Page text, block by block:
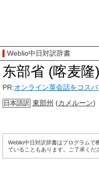
Weblio中日対訳辞書
东部省 (喀麦隆)
PR:オンライン英会話をコス
日本語訳 東部州 (カメルーン)
Weblio中日対訳辞書はプログラムで
ていることもあります。ご了承くだ